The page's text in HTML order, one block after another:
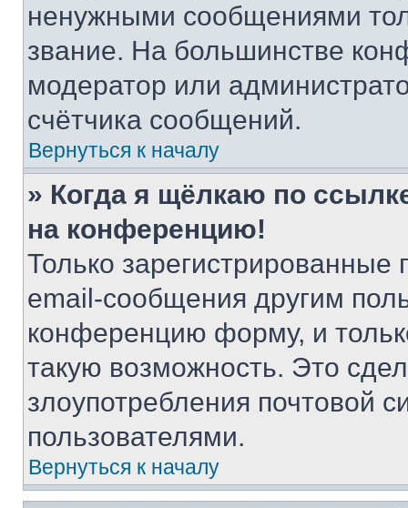
ненужными сообщениями
звание. На большинстве
модератор или
счётчика сообщений.
Вернуться к началу
» Когда я щёлкаю по
на конференцию!
Только зарегистрированные
email-сообщения другим
конференцию форму, и
такую возможность. Это
злоупотребления почтовой
пользователями.
Вернуться к началу